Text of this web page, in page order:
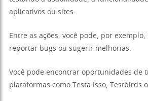
aplicativos ou sites.
Entre as ações, você pode, por
reportar bugs ou sugerir melhorias.
Você pode encontrar oportunidades de
plataformas como Testa Isso, Testbirds